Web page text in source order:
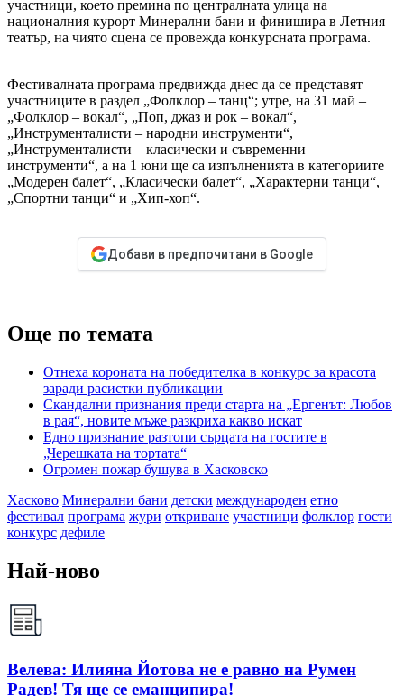
участници, което премина по централната улица на
националния курорт Минерални бани и финишира в Летния
театър, на чиято сцена се провежда конкурсната програма.
Фестивалната програма предвижда днес да се представят
участниците в раздел „Фолклор – танц“; утре, на 31 май –
„Фолклор – вокал“, „Поп, джаз и рок – вокал“,
„Инструменталисти – народни инструменти“,
„Инструменталисти – класически и съвременни
инструменти“, а на 1 юни ще са изпълненията в категориите
„Модерен балет“, „Класически балет“, „Характерни танци“,
„Спортни танци“ и „Хип-хоп“.
Добави в предпочитани в Google
Още по темата
Отнеха короната на победителка в конкурс за красота
заради расистки публикации
Скандални признания преди старта на „Ергенът: Любов
в рая“, новите мъже разкриха какво искат
Едно признание разтопи сърцата на гостите в
„Черешката на тортата“
Огромен пожар бушува в Хасковско
Хасково Минерални бани детски международен етно
фестивал програма жури откриване участници фолклор гости
конкурс дефиле
Най-ново
Велева: Илияна Йотова не е равно на Румен
Радев! Тя ще се еманципира!